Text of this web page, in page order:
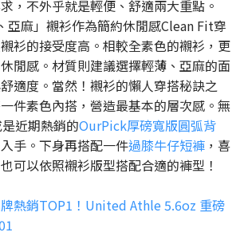
，不外乎就是輕便、舒適兩大重點。
亞麻」襯衫作為簡約休閒感Clean Fit穿
衫的接受度高。相較全素色的襯衫，更
閒感。材質則建議選擇輕薄、亞麻的面
適度。當然！襯衫的懶人穿搭秘訣之
件素色內搭，營造最基本的層次感。無
是近期熱銷的OurPick厚磅寬版圓弧背
手。下身再搭配一件過膝牛仔短褲 ，喜
可以依照襯衫版型搭配合適的褲型！
熱銷TOP1！United Athle 5.6oz 重磅